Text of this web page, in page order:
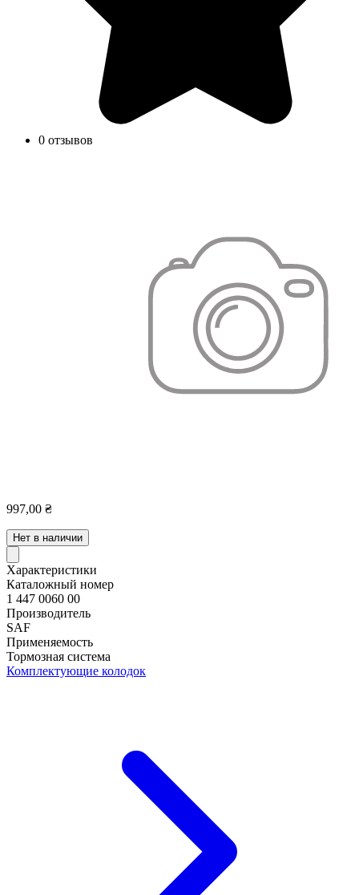
0 отзывов
997,00 ₴
Нет в наличии
Характеристики
Каталожный номер
1 447 0060 00
Производитель
SAF
Применяемость
Тормозная система
Комплектующие колодок